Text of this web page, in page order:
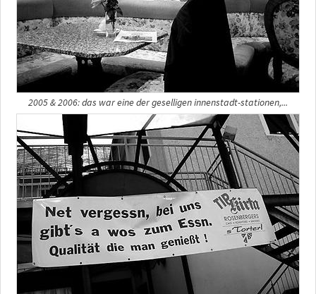
2005 & 2006: das war eine der geselligen innenstadt-stationen,...